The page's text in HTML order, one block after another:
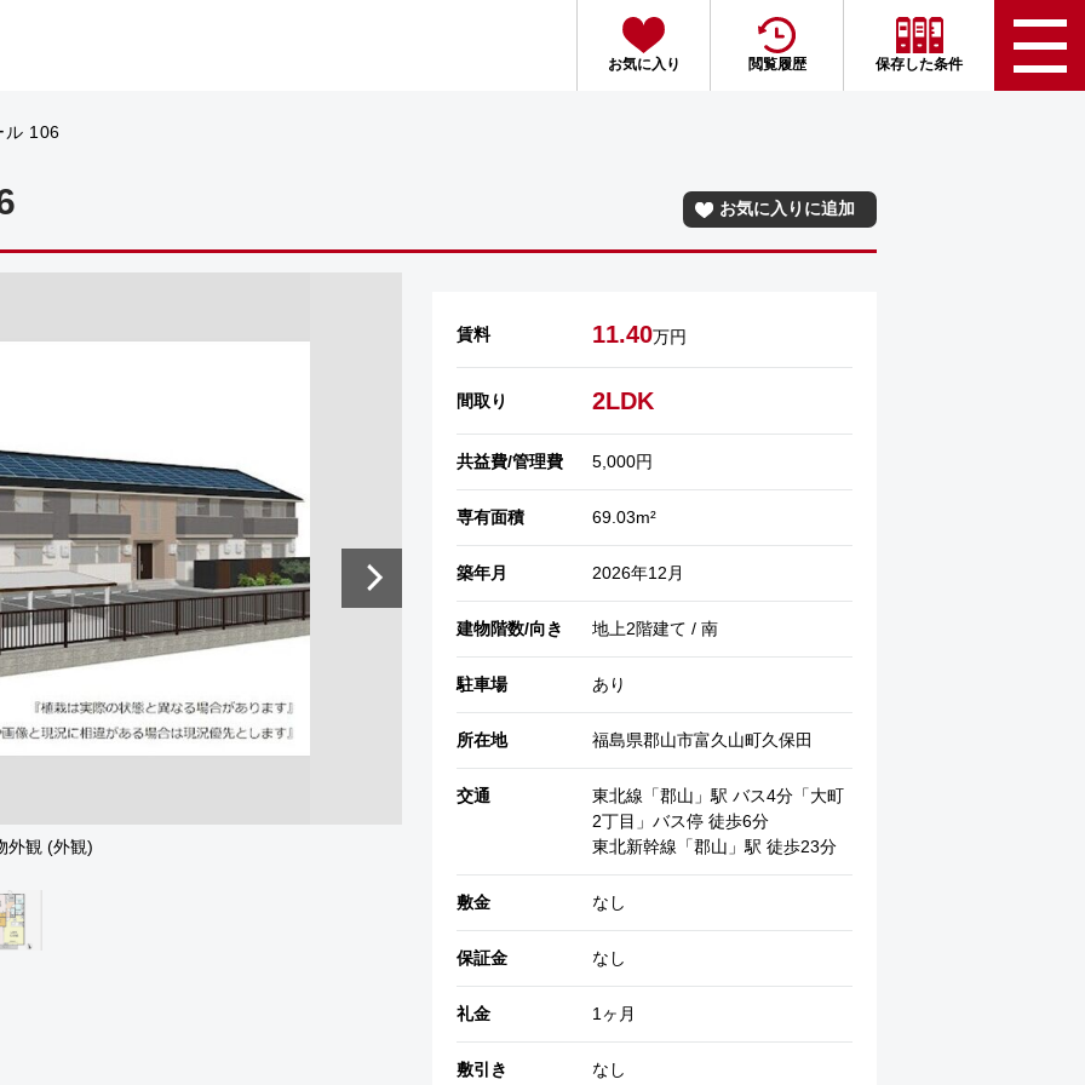
お気に入り 閲覧履歴 保存した条件
ル 106
お気に入りに追加
外観 (外観) その他 (住戸)
賃料 11.40万円
間取り 2LDK
共益費/管理費 5,000円
専有面積 69.03m²
築年月 2026年12月
建物階数/向き 地上2階建て / 南
駐車場 あり
所在地 福島県郡山市富久山町久保田
交通
東北線「郡山」駅 バス4分「大町
2丁目」バス停 徒歩6分
東北新幹線「郡山」駅 徒歩23分
敷金 なし
保証金 なし
礼金 1ヶ月
敷引き なし